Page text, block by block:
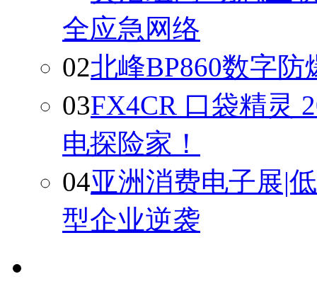
全应急网络
02北峰BP860数字
03FX4CR 口袋精灵
电探险家！
04亚洲消费电子展|
型企业逆袭